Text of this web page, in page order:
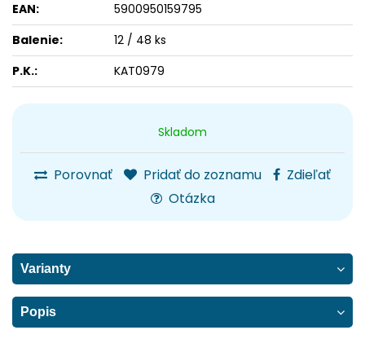
Skladom
Porovnať Pridať do zoznamu
Zdieľať
Otázka
EAN:
5900950159795
Balenie:
12 / 48 ks
P.K.:
KAT0979
Varianty
Popis